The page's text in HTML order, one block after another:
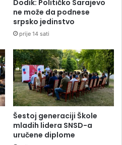
Dodik: Političko Sarajevo
ne može da podnese
srpsko jedinstvo
prije 14 sati
Šestoj generaciji Škole
mladih lidera SNSD-a
uručene diplome